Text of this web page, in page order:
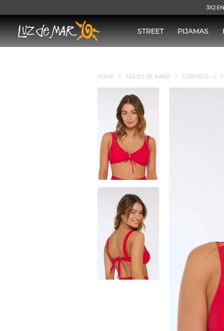
3X2
STREET PIJAMAS
TRAJES DE BAÑO CORPIÑOS